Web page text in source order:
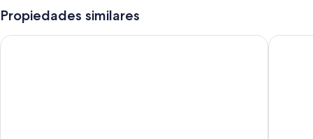
Propiedades similares
Victory House Leicester Square Thistle